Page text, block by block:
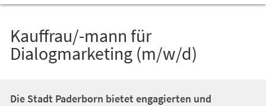
Kauffrau/-mann für
Dialogmarketing (m/w/d)
Die Stadt Paderborn bietet engagierten und